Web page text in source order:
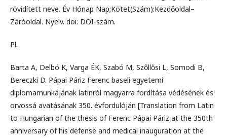
rövidített neve. Év Hónap Nap;Kötet(Szám):Kezdőoldal–
Záróoldal. Nyelv. doi: DOI-szám.
Pl.
Barta A, Delbó K, Varga ÉK, Szabó M, Szőllősi L, Somodi B,
Bereczki D. Pápai Páriz Ferenc baseli egyetemi
diplomamunkájának latinról magyarra fordítása védésének és
orvossá avatásának 350. évfordulóján [Translation from Latin
to Hungarian of the thesis of Ferenc Pápai Páriz at the 350th
anniversary of his defense and medical inauguration at the